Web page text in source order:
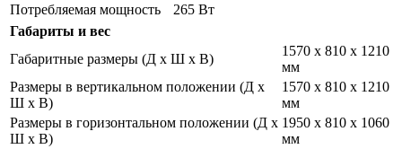
Потребляемая мощность
265 Вт
Габариты и вес
Габаритные размеры (Д х Ш х В)
1570 х 810 х 1210
мм
Размеры в вертикальном положении (Д х
Ш х В)
1570 х 810 х 1210
мм
Размеры в горизонтальном положении (Д х
Ш х В)
1950 х 810 х 1060
мм